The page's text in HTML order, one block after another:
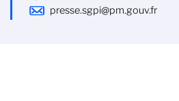
presse.sgpi@pm.gouv.fr